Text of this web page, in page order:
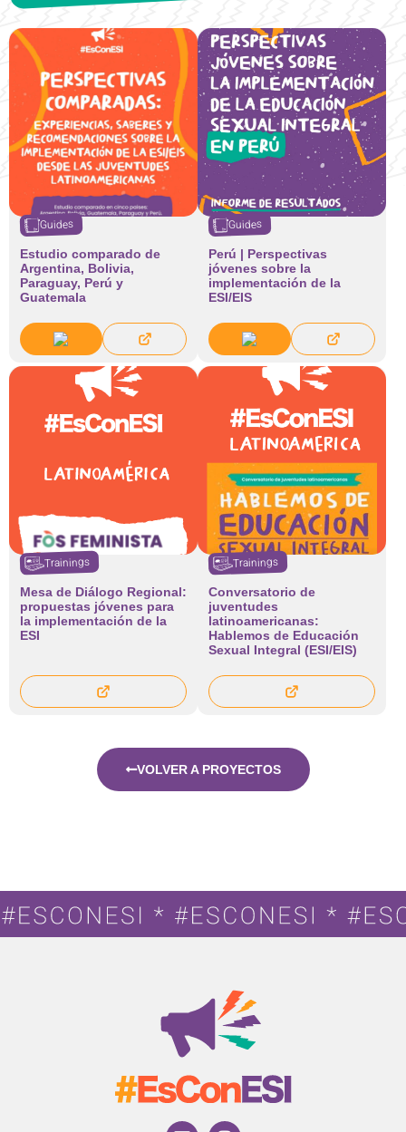
Guides
Estudio comparado de
Argentina, Bolivia,
Paraguay, Perú y
Guatemala
Guides
Perú | Perspectivas
jóvenes sobre la
implementación de la
ESI/EIS
Trainings
Mesa de Diálogo Regional:
propuestas jóvenes para
la implementación de la
ESI
Trainings
Conversatorio de
juventudes
latinoamericanas:
Hablemos de Educación
Sexual Integral (ESI/EIS)
VOLVER A PROYECTOS